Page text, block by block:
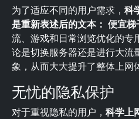
为了适应不同的用户需求， 科
是重新表述后的文本： 便宜
流、游戏和日常浏览优化的专
论是切换服务器还是进行大流
象，从而大大提升了整体上网
无忧的隐私保护
对于重视隐私的用户， 科学上